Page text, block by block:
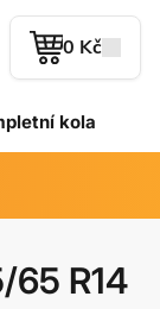
0 Kč
kola
65 R14